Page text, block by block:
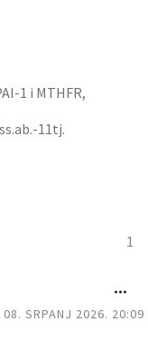
1
1 i MTHFR,
11tj.
08. SRPANJ 2026. 20:09